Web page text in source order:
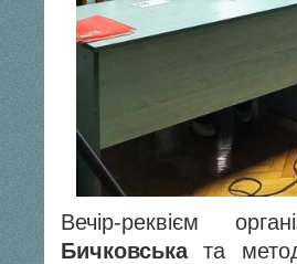
Вечір-реквієм
Бичковськата